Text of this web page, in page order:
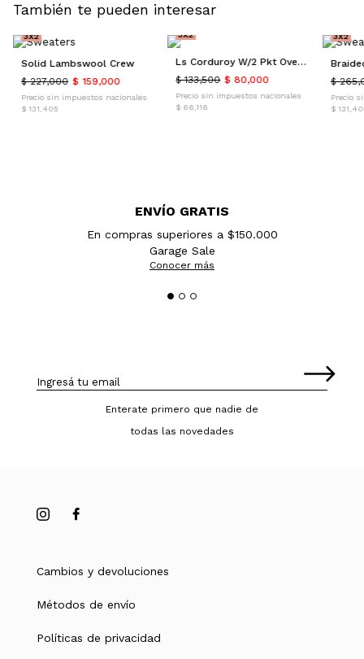
También te pueden interesar
3X2
Solid Lambswool Crew
$ 227,000 $ 159,000
Precio sin impuestos nacionales
$ 131,405
3X2
Ls Corduroy W/2 Pkt Overshirt
$ 133,500 $ 80,000
Precio sin impuestos nacionales
$ 66,116
3X2
$
Precio
$
ENVÍO GRATIS
En compras superiores a $150.000
Garage Sale
Conocer más
Enterate primero que nadie de
todas las novedades
Cambios y devoluciones
Métodos de envío
Políticas de privacidad